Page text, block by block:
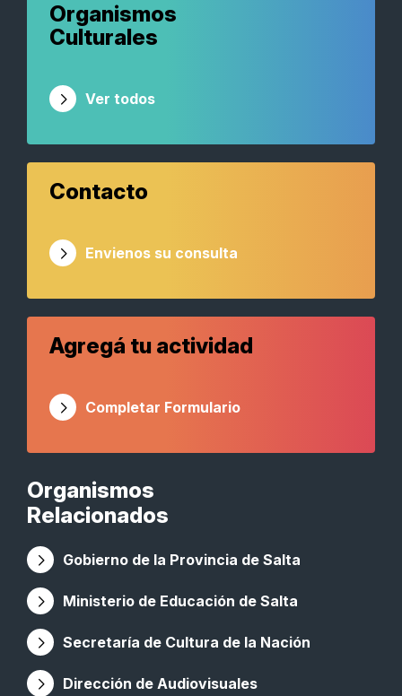
Organismos
Relacionados
Gobierno de la Provincia de Salta
Ministerio de Educación de Salta
Secretaría de Cultura de la Nación
Dirección de Audiovisuales
Organismos
Culturales
Ver todos
Contacto
Envienos su consulta
Agregá tu actividad
Completar Formulario